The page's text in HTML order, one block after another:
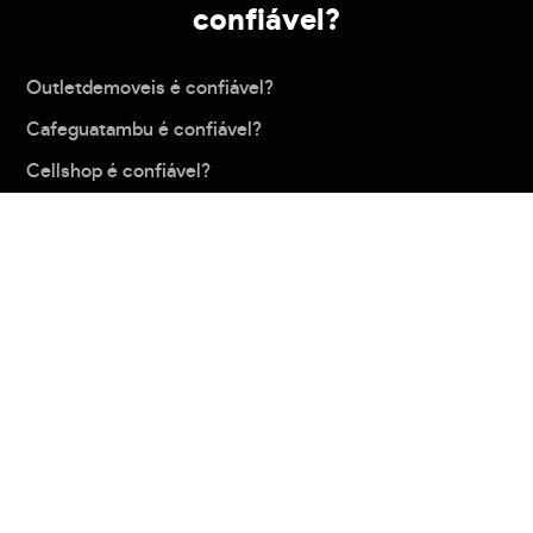
confiável?
Outletdemoveis é confiável?
Cafeguatambu é confiável?
Cellshop é confiável?